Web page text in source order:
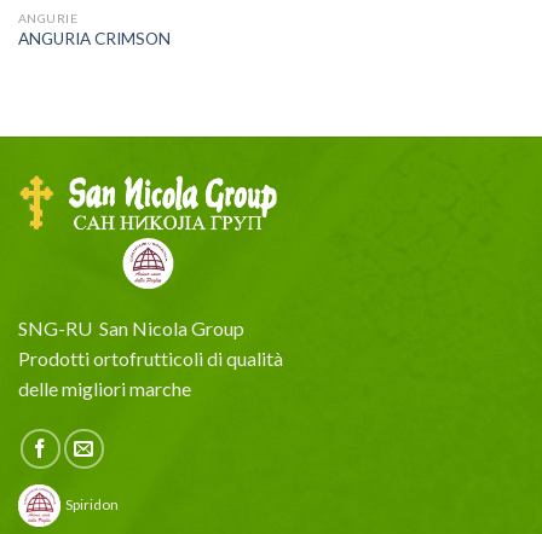
ANGURIE
ANGURIA CRIMSON
SNG-RU San Nicola Group
Prodotti ortofrutticoli di qualità
delle migliori marche
Spiridon